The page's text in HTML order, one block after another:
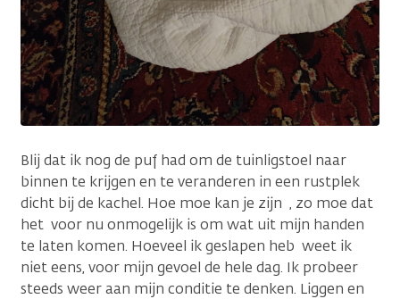
Blij dat ik nog de puf had om de tuinligstoel naar
binnen te krijgen en te veranderen in een rustplek
dicht bij de kachel. Hoe moe kan je zijn , zo moe dat
het voor nu onmogelijk is om wat uit mijn handen
te laten komen. Hoeveel ik geslapen heb weet ik
niet eens, voor mijn gevoel de hele dag. Ik probeer
steeds weer aan mijn conditie te denken. Liggen en